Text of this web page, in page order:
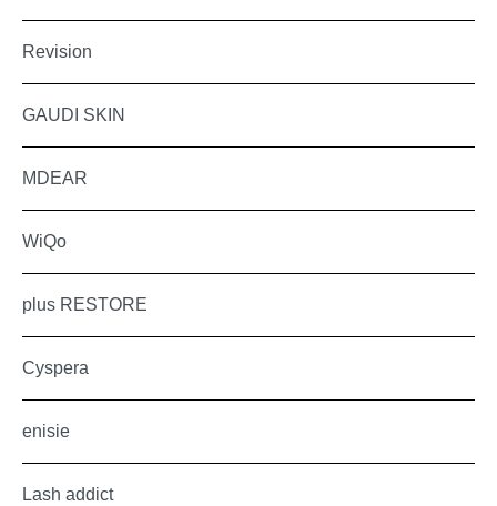
Revision
GAUDI SKIN
MDEAR
WiQo
plus RESTORE
Cyspera
enisie
Lash addict